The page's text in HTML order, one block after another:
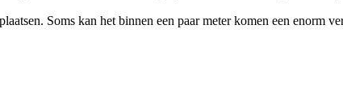
Soms kan het binnen een paar meter komen een enorm